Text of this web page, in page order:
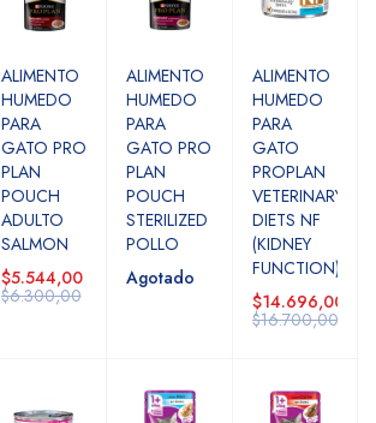
ALIMENTO
HUMEDO
PARA
GATO PRO
PLAN
POUCH
ADULTO
SALMON
$5.544,00
$6.300,00
ALIMENTO
HUMEDO
PARA
GATO PRO
PLAN
POUCH
STERILIZED
POLLO
Agotado
ALIMENTO
HUMEDO
PARA
GATO
PROPLAN
VETERINARY
DIETS NF
(KIDNEY
FUNCTION)
$14.696,00
$16.700,00